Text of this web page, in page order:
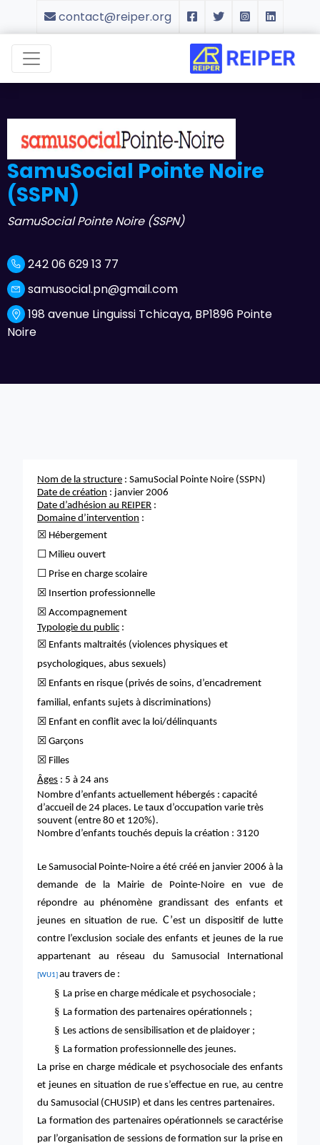
contact@reiper.org
SamuSocial Pointe Noire
(SSPN)
SamuSocial Pointe Noire (SSPN)
242 06 629 13 77
samusocial.pn@gmail.com
198 avenue Linguissi Tchicaya, BP1896 Pointe
Noire
Nom de la structure : SamuSocial Pointe Noire (SSPN)
Date de création : janvier 2006
Date d’adhésion au REIPER :
Domaine d’intervention :
☒ Hébergement
☐ Milieu ouvert
☐ Prise en charge scolaire
☒ Insertion professionnelle
☒ Accompagnement
Typologie du public :
☒ Enfants maltraités (violences physiques et
psychologiques, abus sexuels)
☒ Enfants en risque (privés de soins, d’encadrement
familial, enfants sujets à discriminations)
☒ Enfant en conflit avec la loi/délinquants
☒ Garçons
☒ Filles
Âges : 5 à 24 ans
Nombre d’enfants actuellement hébergés : capacité
d’accueil de 24 places. Le taux d’occupation varie très
souvent (entre 80 et 120%).
Nombre d’enfants touchés depuis la création : 3120
Le Samusocial Pointe-Noire a été créé en janvier 2006 à la
demande de la Mairie de Pointe-Noire en vue de
répondre au phénomène grandissant des enfants et
jeunes en situation de rue. C’est un dispositif de lutte
contre l’exclusion sociale des enfants et jeunes de la rue
appartenant au réseau duSamusocial International
[WU1] au travers de :
§ La prise en charge médicale et psychosociale ;
§ La formation des partenaires opérationnels ;
§ Les actions de sensibilisation et de plaidoyer ;
§ La formation professionnelle des jeunes.
La prise en charge médicale et psychosociale des enfants
et jeunes en situation de rue s’effectue en rue, au centre
du Samusocial (CHUSIP) et dans les centres partenaires.
La formation des partenaires opérationnels se caractérise
par l’organisation de sessions de formation sur la prise en